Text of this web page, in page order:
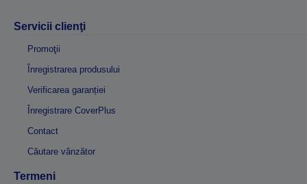
Servicii clienţi
Promoţii
Înregistrarea produsului
Verificarea garanției
Înregistrare CoverPlus
Contact
Căutare vânzător
Termeni